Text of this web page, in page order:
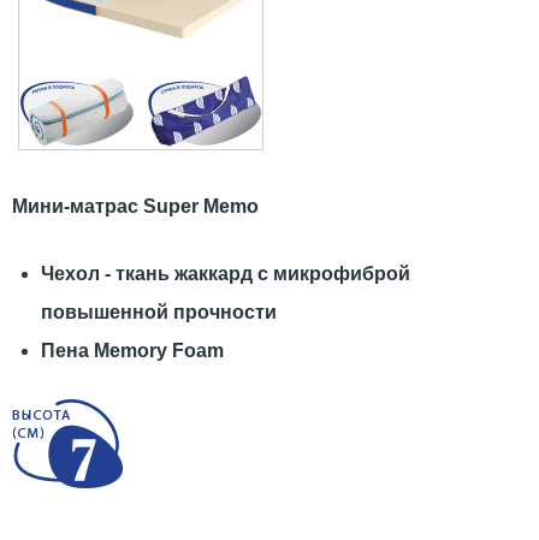
Мини-матрас Super Memo
Чехол - ткань жаккард с микрофиброй
повышенной прочности
Пена Memory Foam